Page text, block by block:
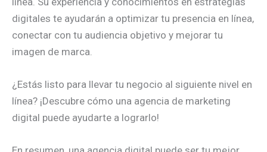
digitales te ayudarán a optimizar tu presencia en línea,
conectar con tu audiencia objetivo y mejorar tu
imagen de marca.
¿Estás listo para llevar tu negocio al siguiente nivel en
línea? ¡Descubre cómo una agencia de marketing
digital puede ayudarte a lograrlo!